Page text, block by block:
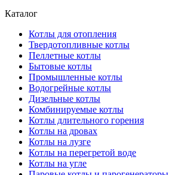
Каталог
Котлы для отопления
Твердотопливные котлы
Пеллетные котлы
Бытовые котлы
Промышленные котлы
Водогрейные котлы
Дизельные котлы
Комбинируемые котлы
Котлы длительного горения
Котлы на дровах
Котлы на лузге
Котлы на перегретой воде
Котлы на угле